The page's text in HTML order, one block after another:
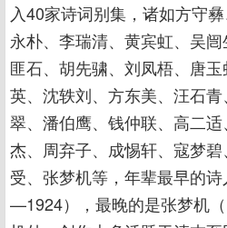
入40家诗词别集，诸如方守
永朴、李瑞清、黄宾虹、吴
匪石、胡先骕、刘凤梧、唐
英、沈轶刘、方东美、汪石
翠、潘伯鹰、钱仲联、高二
杰、周弃子、成惕轩、寇梦
受、张梦机等，年辈最早的
—1924），最晚的是张梦机